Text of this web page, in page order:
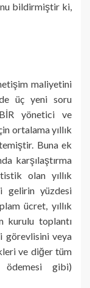
bildirmiştir ki,
maliyetini
üç yeni soru
BİR yönetici ve
ortalama yıllık
Buna ek
karşılaştırma
olan yıllık
gelirin yüzdesi
ücret, yıllık
kurulu toplantı
görevlisini veya
ve diğer tüm
gibi)